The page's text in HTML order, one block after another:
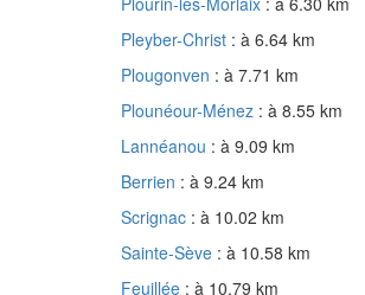
Pleyber-Christ : à 6.64 km
Plougonven : à 7.71 km
Plounéour-Ménez : à 8.55 km
Lannéanou : à 9.09 km
Berrien : à 9.24 km
Scrignac : à 10.02 km
Sainte-Sève : à 10.58 km
Feuillée : à 10.79 km